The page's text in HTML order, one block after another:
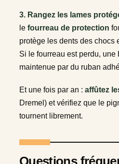
3. Rangez les lames
le fourreau de protection
protège les dents des chocs
Si le fourreau est perdu,
maintenue par du ruban
Et une fois par an : affûtez
Dremel) et vérifiez que le
tournent librement.